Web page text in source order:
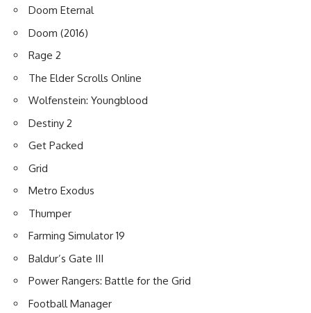
Doom Eternal
Doom (2016)
Rage 2
The Elder Scrolls Online
Wolfenstein: Youngblood
Destiny 2
Get Packed
Grid
Metro Exodus
Thumper
Farming Simulator 19
Baldur’s Gate III
Power Rangers: Battle for the Grid
Football Manager